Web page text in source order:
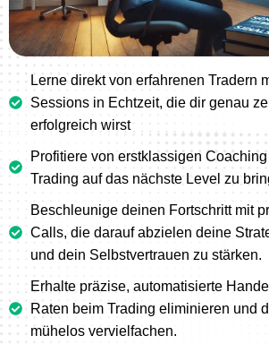
Lerne direkt von erfahrenen Tradern
Sessions in Echtzeit, die dir genau
erfolgreich wirst
Profitiere von erstklassigen
Trading auf das nächste Level zu
Beschleunige deinen Fortschritt mit
Calls, die darauf abzielen deine
und dein Selbstvertrauen zu stärken.
Erhalte präzise, automatisierte
Raten beim Trading eliminieren und
mühelos vervielfachen.